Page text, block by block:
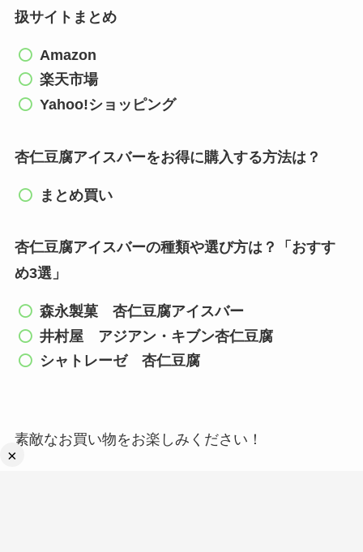
×
扱サイトまとめ
Amazon
楽天市場
Yahoo!ショッピング
杏仁豆腐アイスバーをお得に購入する方法は？
まとめ買い
杏仁豆腐アイスバーの種類や選び方は？「おすす
め3選」
森永製菓 杏仁豆腐アイスバー
井村屋 アジアン・キブン杏仁豆腐
シャトレーゼ 杏仁豆腐
素敵なお買い物をお楽しみください！